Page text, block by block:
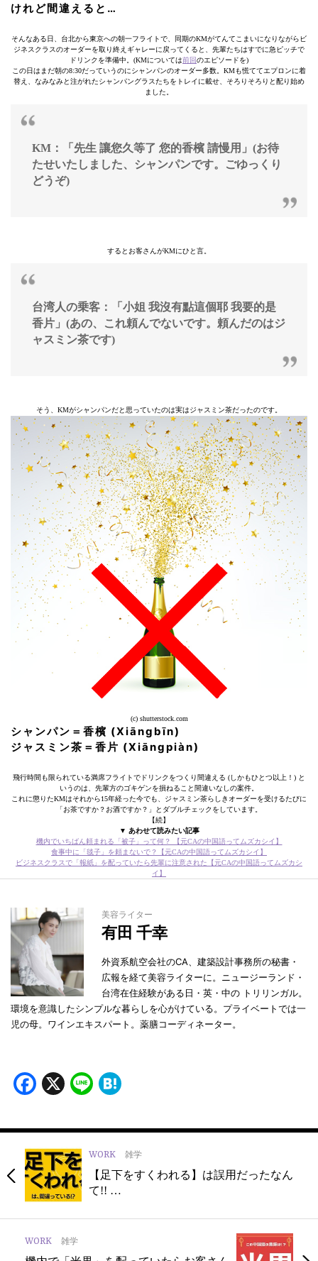
けれど間違えると…
そんなある日、台北から東京への朝一フライトで、同期のKMがてんてこまいになりながらビ
ジネスクラスのオーダーを取り終えギャレーに戻ってくると、先輩たちはすでに急ピッチで
ドリンクを準備中。(KMについては前回のエピソードを)
この日はまだ朝の8:30だっていうのにシャンパンのオーダー多数。KMも慌ててエプロンに着
替え、なみなみと注がれたシャンパングラスたちをトレイに載せ、そろりそろりと配り始め
ました。
KM：「先生 讓您久等了 您的香檳 請慢用」(お待
たせいたしました、シャンパンです。ごゆっくり
どうぞ)
するとお客さんがKMにひと言。
台湾人の乗客：「小姐 我沒有點這個耶 我要的是
香片」(あの、これ頼んでないです。頼んだのはジ
ャスミン茶です)
そう、KMがシャンパンだと思っていたのは実はジャスミン茶だったのです。
(c) shutterstock.com
シャンパン＝香檳 (Xiāngbīn)
ジャスミン茶＝香片 (Xiāngpiàn)
飛行時間も限られている満席フライトでドリンクをつくり間違える (しかもひとつ以上！) と
いうのは、先輩方のゴキゲンを損ねること間違いなしの案件。
これに懲りたKMはそれから15年経った今でも、ジャスミン茶らしきオーダーを受けるたびに
「お茶ですか？お酒ですか？」とダブルチェックをしています。
【続】
▼ あわせて読みたい記事
機内でいちばん頼まれる「被子」って何？ 【元CAの中国語ってムズカシイ】
食事中に「毯子」を頼まないで？【元CAの中国語ってムズカシイ】
ビジネスクラスで「報紙」を配っていたら先輩に注意された【元CAの中国語ってムズカシ
イ】
美容ライター
有田 千幸
外資系航空会社のCA、建築設計事務所の秘書・
広報を経て美容ライターに。ニュージーランド・
台湾在住経験がある日・英・中の トリリンガル。
環境を意識したシンプルな暮らしを心がけている。プライベートでは一
児の母。ワインエキスパート。薬膳コーディネーター。
Facebook
X Line
WORK 雑学
【足下をすくわれる】は誤用だったなん
て!! …
WORK 雑学